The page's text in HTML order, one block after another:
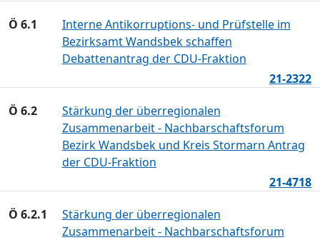
Ö 6.1
Interne Antikorruptions- und Prüfstelle im
Bezirksamt Wandsbek schaffen
Debattenantrag der CDU-Fraktion
21-2322
Ö 6.2
Stärkung der überregionalen
Zusammenarbeit - Nachbarschaftsforum
Bezirk Wandsbek und Kreis Stormarn Antrag
der CDU-Fraktion
21-4718
Ö 6.2.1
Stärkung der überregionalen
Zusammenarbeit - Nachbarschaftsforum